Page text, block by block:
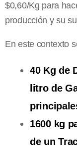
$0,60/Kg para
producción y su
En este contexto
40 Kg de
litro de
1600 kg
de un